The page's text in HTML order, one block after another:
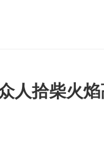
人拾柴火